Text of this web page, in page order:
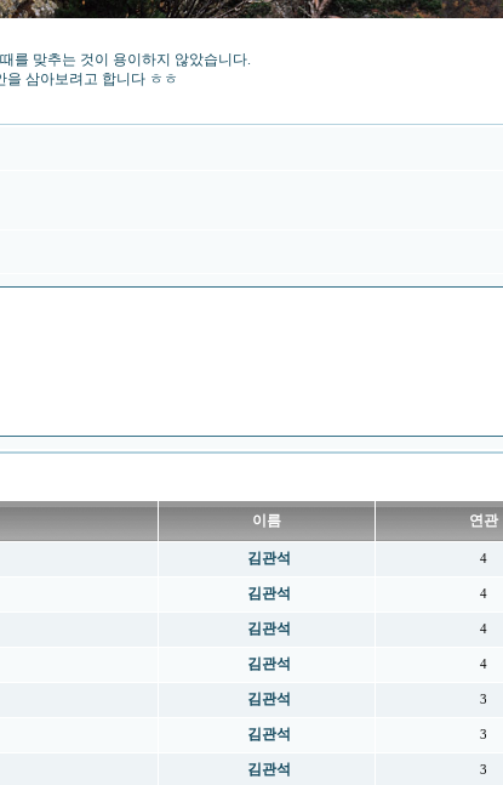
를 맞추는 것이 용이하지 않았습니다.
삼아보려고 합니다 ㅎㅎ
이름 연관
김관석 4
김관석 4
김관석 4
김관석 4
김관석 3
김관석 3
김관석 3